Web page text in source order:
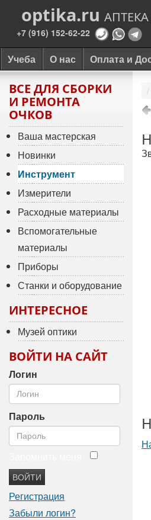
optika.ru
+7 (916) 152-62-22
Учеба О нас Оплата и
ВСЕ ДЛЯ СБОРКИ
И РЕМОНТА
ОЧКОВ
Ваша мастерская
Новинки
Инструмент
Измерители
Расходные материалы
Вспомогательные
материалы
Приборы
Станки и оборудование
ИНТЕРЕСНОЕ
Музей оптики
ВОЙТИ НА САЙТ
Логин
Пароль
ВОЙТИ
Регистрация
Забыли логин?